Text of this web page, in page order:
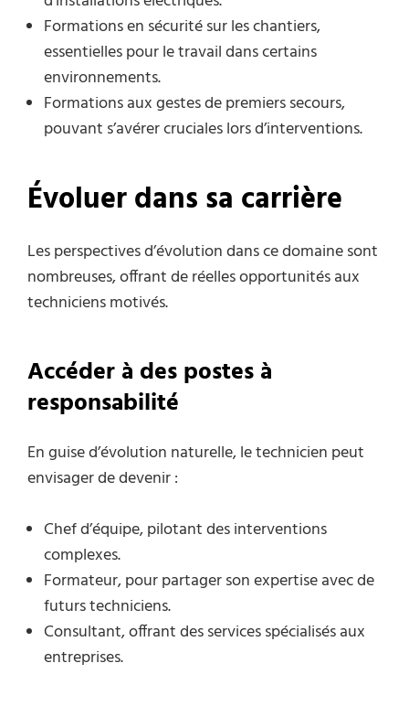
Formations en sécurité sur les chantiers,
essentielles pour le travail dans certains
environnements.
Formations aux gestes de premiers secours,
pouvant s’avérer cruciales lors d’interventions.
Évoluer dans sa carrière
Les perspectives d’évolution dans ce domaine sont
nombreuses, offrant de réelles opportunités aux
techniciens motivés.
Accéder à des postes à
responsabilité
En guise d’évolution naturelle, le technicien peut
envisager de devenir :
Chef d’équipe, pilotant des interventions
complexes.
Formateur, pour partager son expertise avec de
futurs techniciens.
Consultant, offrant des services spécialisés aux
entreprises.